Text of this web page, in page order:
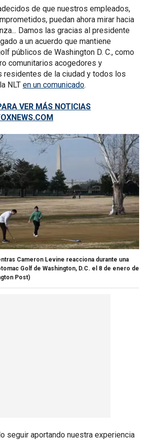
de que nuestros empleados,
puedan ahora mirar hacia
Damos las gracias al presidente
a un acuerdo que mantiene
públicos de Washington D. C., como
comunitarios acogedores y
residentes de la ciudad y todos los
la NLT en un comunicado.
VER MÁS NOTICIAS
Cameron Levine reacciona durante una
Golf de Washington, D.C. el 8 de enero de
Post)
seguir aportando nuestra experiencia